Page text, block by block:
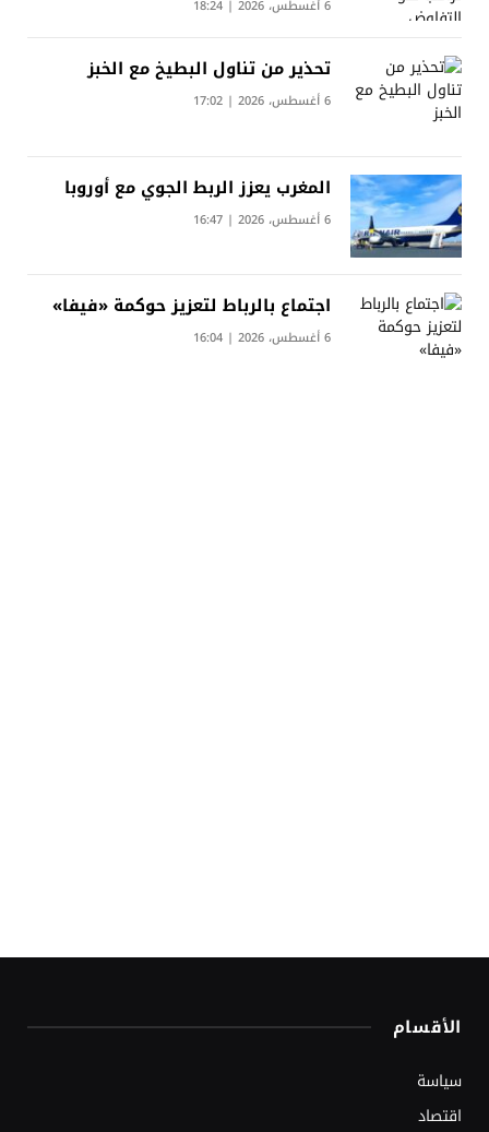
6 أغسطس، 2026 | 18:24
تحذير من تناول البطيخ مع الخبز
6 أغسطس، 2026 | 17:02
المغرب يعزز الربط الجوي مع أوروبا
6 أغسطس، 2026 | 16:47
اجتماع بالرباط لتعزيز حوكمة «فيفا»
6 أغسطس، 2026 | 16:04
الأقسام
سياسة
اقتصاد